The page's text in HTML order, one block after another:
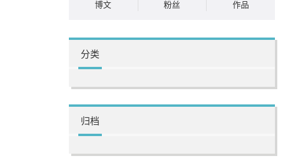
博文
粉丝
作品
分类
归档